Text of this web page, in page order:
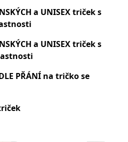
a UNISEX triček s
a UNISEX triček s
PŘÁNÍ na tričko se